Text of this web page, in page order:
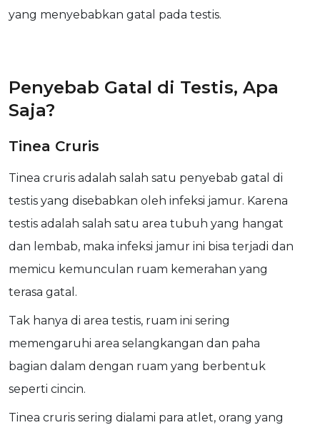
yang menyebabkan gatal pada testis.
Penyebab Gatal di Testis, Apa
Saja?
Tinea Cruris
Tinea cruris adalah salah satu penyebab gatal di
testis yang disebabkan oleh infeksi jamur. Karena
testis adalah salah satu area tubuh yang hangat
dan lembab, maka infeksi jamur ini bisa terjadi dan
memicu kemunculan ruam kemerahan yang
terasa gatal.
Tak hanya di area testis, ruam ini sering
memengaruhi area selangkangan dan paha
bagian dalam dengan ruam yang berbentuk
seperti cincin.
Tinea cruris sering dialami para atlet, orang yang